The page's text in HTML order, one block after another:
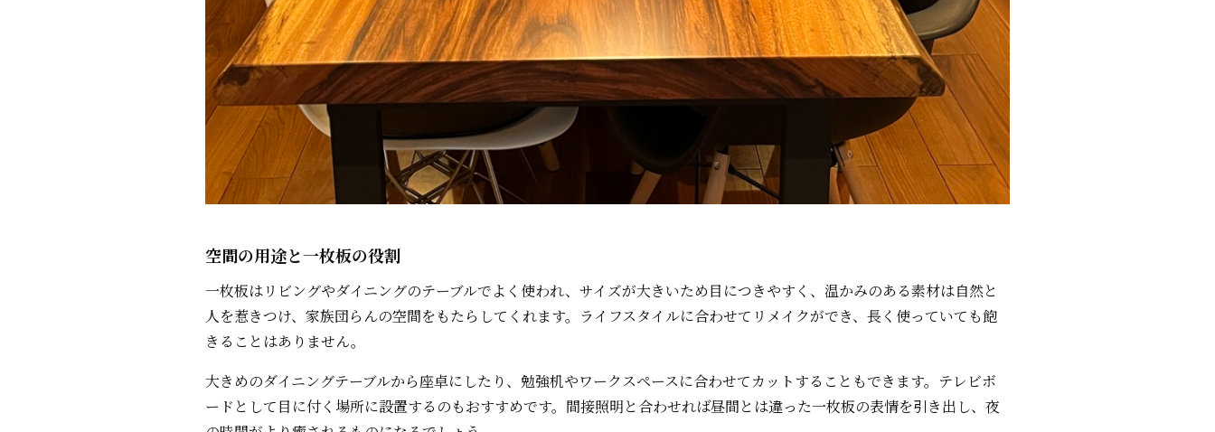
空間の用途と一枚板の役割
一枚板はリビングやダイニングのテーブルでよく使われ、サイズが大きいため目につきやすく、温かみのある素材は自然と
人を惹きつけ、家族団らんの空間をもたらしてくれます。ライフスタイルに合わせてリメイクができ、長く使っていても飽
きることはありません。
大きめのダイニングテーブルから座卓にしたり、勉強机やワークスペースに合わせてカットすることもできます。テレビボ
ードとして目に付く場所に設置するのもおすすめです。間接照明と合わせれば昼間とは違った一枚板の表情を引き出し、夜